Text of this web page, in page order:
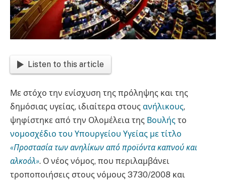
Listen to this article
Με στόχο την ενίσχυση της πρόληψης και της
δημόσιας υγείας, ιδιαίτερα στους ανήλικους,
ψηφίστηκε από την Ολομέλεια της Βουλής το
νομοσχέδιο του Υπουργείου Υγείας με τίτλο
«Προστασία των ανηλίκων από προϊόντα καπνού και
αλκοόλ». Ο νέος νόμος, που περιλαμβάνει
τροποποιήσεις στους νόμους 3730/2008 και